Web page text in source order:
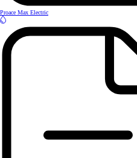
Proace Max Electric